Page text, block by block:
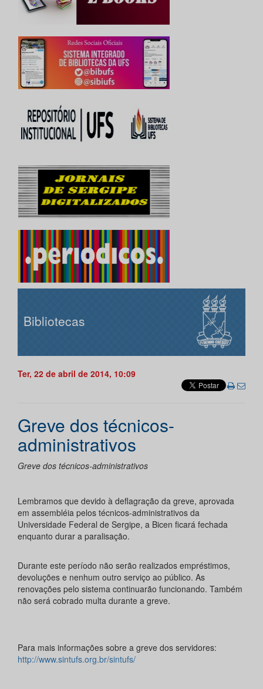
Bibliotecas
Ter, 22 de abril de 2014, 10:09
Greve dos técnicos-
administrativos
Greve dos técnicos-administrativos
Lembramos que devido à deflagração da greve, aprovada
em assembléia pelos técnicos-administrativos da
Universidade Federal de Sergipe, a Bicen ficará fechada
enquanto durar a paralisação.
Durante este período não serão realizados empréstimos,
devoluções e nenhum outro serviço ao público. As
renovações pelo sistema continuarão funcionando. Também
não será cobrado multa durante a greve.
Para mais informações sobre a greve dos servidores:
http://www.sintufs.org.br/sintufs/